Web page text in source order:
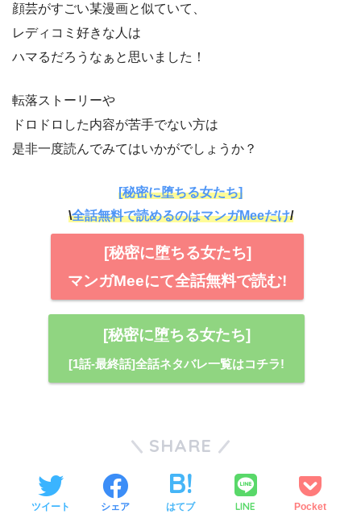
顔芸がすごい某漫画と似ていて、
レディコミ好きな人は
ハマるだろうなぁと思いました！
転落ストーリーや
ドロドロした内容が苦手でない方は
是非一度読んでみてはいかがでしょうか？
[秘密に堕ちる女たち]
\全話無料で読めるのはマンガMeeだけ/
[秘密に堕ちる女たち]
マンガMeeにて全話無料で読む!
[秘密に堕ちる女たち]
[1話-最終話]全話ネタバレ一覧はコチラ!
SHARE
ツイート シェア はてブ LINE Pocket